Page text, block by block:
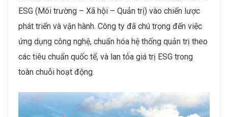
ESG (Môi trường – Xã hội – Quản trị) vào chiến lược
phát triển và vận hành. Công ty đã chú trọng đến việc
ứng dụng công nghệ, chuẩn hóa hệ thống quản trị theo
các tiêu chuẩn quốc tế, và lan tỏa giá trị ESG trong
toàn chuỗi hoạt động.